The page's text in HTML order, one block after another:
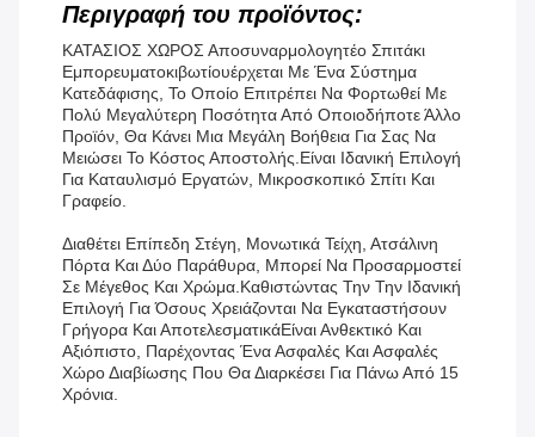
Περιγραφή του προϊόντος:
ΚΑΤΑΣΙΟΣ ΧΩΡΟΣ Αποσυναρμολογητέο Σπιτάκι
ΕμπορευματοκιβωτίουΈρχεται Με Ένα Σύστημα
Κατεδάφισης, Το Οποίο Επιτρέπει Να Φορτωθεί Με
Πολύ Μεγαλύτερη Ποσότητα Από Οποιοδήποτε Άλλο
Προϊόν, Θα Κάνει Μια Μεγάλη Βοήθεια Για Σας Να
Μειώσει Το Κόστος Αποστολής.Είναι Ιδανική Επιλογή
Για Καταυλισμό Εργατών, Μικροσκοπικό Σπίτι Και
Γραφείο.
Διαθέτει Επίπεδη Στέγη, Μονωτικά Τείχη, Ατσάλινη
Πόρτα Και Δύο Παράθυρα, Μπορεί Να Προσαρμοστεί
Σε Μέγεθος Και Χρώμα.καθιστώντας Την Την Ιδανική
Επιλογή Για Όσους Χρειάζονται Να Εγκαταστήσουν
Γρήγορα Και ΑποτελεσματικάΕίναι Ανθεκτικό Και
Αξιόπιστο, Παρέχοντας Ένα Ασφαλές Και Ασφαλές
Χώρο Διαβίωσης Που Θα Διαρκέσει Για Πάνω Από 15
Χρόνια.